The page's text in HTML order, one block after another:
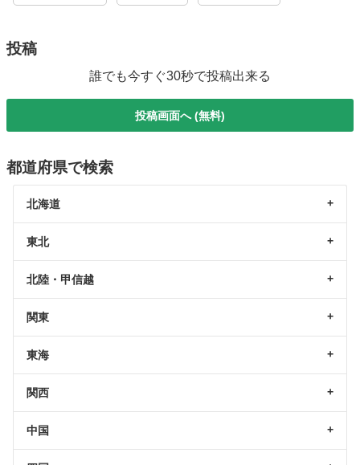
投稿
誰でも今すぐ30秒で投稿出来る
投稿画面へ (無料)
都道府県で検索
北海道
東北
北陸・甲信越
関東
東海
関西
中国